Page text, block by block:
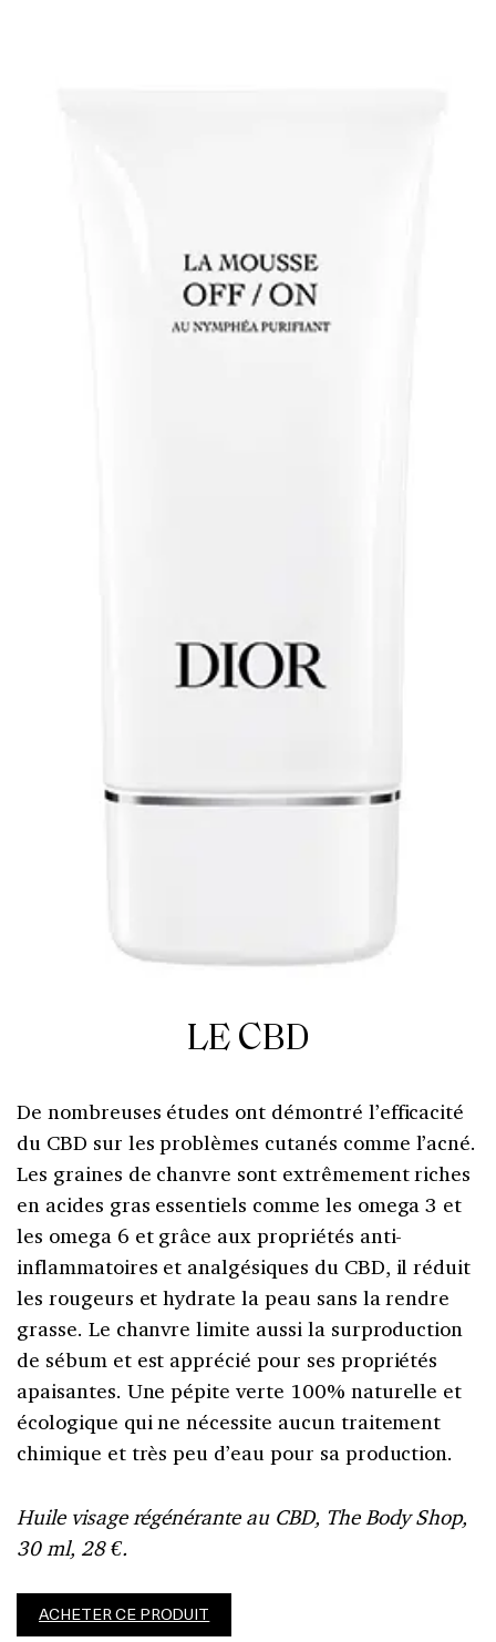
LE CBD
De nombreuses études ont démontré l’efficacité
du CBD sur les problèmes cutanés comme l’acné.
Les graines de chanvre sont extrêmement riches
en acides gras essentiels comme les omega 3 et
les omega 6 et grâce aux propriétés anti-
inflammatoires et analgésiques du CBD, il réduit
les rougeurs et hydrate la peau sans la rendre
grasse. Le chanvre limite aussi la surproduction
de sébum et est apprécié pour ses propriétés
apaisantes. Une pépite verte 100% naturelle et
écologique qui ne nécessite aucun traitement
chimique et très peu d’eau pour sa production.
Huile visage régénérante au CBD, The Body Shop,
30 ml, 28 €.
ACHETER CE PRODUIT